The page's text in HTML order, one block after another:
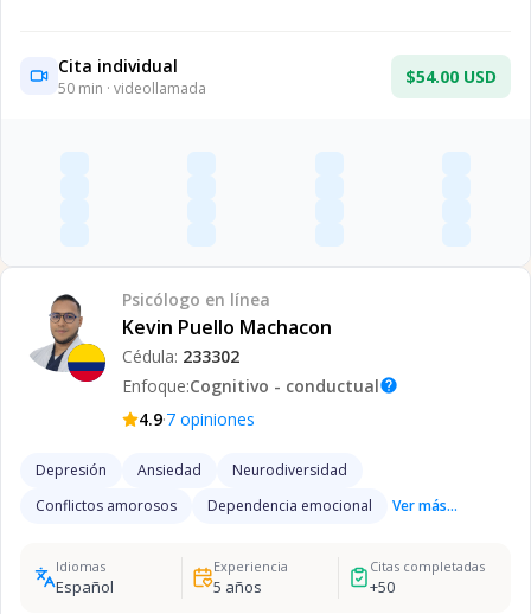
Cita individual
50 min · videollamada
$54.00 USD
Psicólogo en línea
Kevin Puello Machacon
Cédula: 233302
Enfoque:Cognitivo - conductualhelp
4.9·7 opiniones
Depresión Ansiedad
Neurodiversidad
Conflictos amorosos
Dependencia emocional Ver más...
Idiomas
Español
Experiencia
5 años
Citas completadas
+50